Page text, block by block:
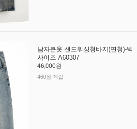
남자큰옷 샌드워싱청바지(연청)-빅
사이즈 A60307
46,000원
460원 적립